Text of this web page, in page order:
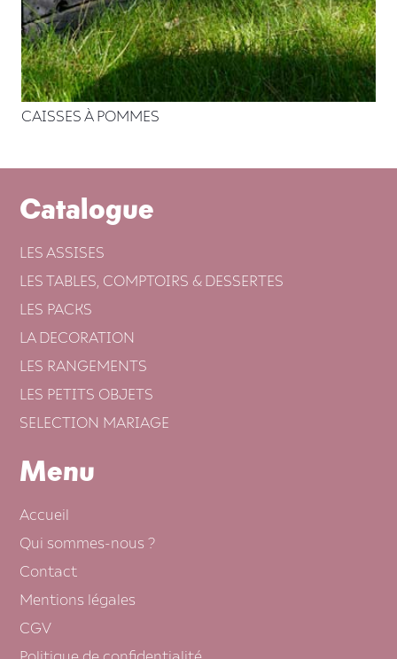
CAISSES À POMMES
Catalogue
LES ASSISES
LES TABLES, COMPTOIRS & DESSERTES
LES PACKS
LA DECORATION
LES RANGEMENTS
LES PETITS OBJETS
SELECTION MARIAGE
Menu
Accueil
Qui sommes-nous ?
Contact
Mentions légales
CGV